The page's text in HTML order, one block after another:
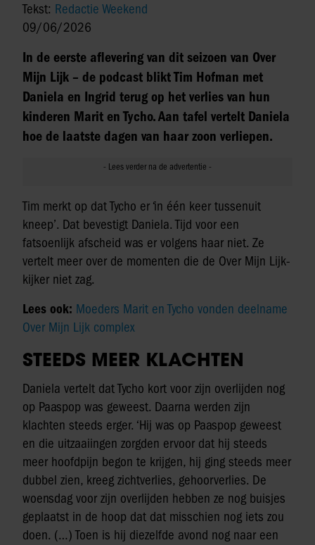
Tekst: Redactie Weekend
09/06/2026
In de eerste aflevering van dit seizoen van Over
Mijn Lijk – de podcast blikt Tim Hofman met
Daniela en Ingrid terug op het verlies van hun
kinderen Marit en Tycho. Aan tafel vertelt Daniela
hoe de laatste dagen van haar zoon verliepen.
Tim merkt op dat Tycho er ‘in één keer tussenuit
kneep’. Dat bevestigt Daniela. Tijd voor een
fatsoenlijk afscheid was er volgens haar niet. Ze
vertelt meer over de momenten die de Over Mijn Lijk-
kijker niet zag.
Lees ook: Moeders Marit en Tycho vonden deelname
Over Mijn Lijk complex
STEEDS MEER KLACHTEN
Daniela vertelt dat Tycho kort voor zijn overlijden nog
op Paaspop was geweest. Daarna werden zijn
klachten steeds erger. ‘Hij was op Paaspop geweest
en die uitzaaiingen zorgden ervoor dat hij steeds
meer hoofdpijn begon te krijgen, hij ging steeds meer
dubbel zien, kreeg zichtverlies, gehoorverlies. De
woensdag voor zijn overlijden hebben ze nog buisjes
geplaatst in de hoop dat dat misschien nog iets zou
doen. (…) Toen is hij diezelfde avond nog naar een